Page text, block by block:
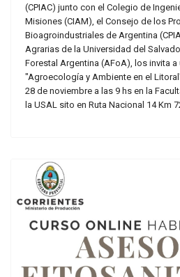
(CPIAC) junto con el Colegio de
Misiones (CIAM), el Consejo de los
Bioagroindustriales de Argentina
Agrarias de la Universidad del
Forestal Argentina (AFoA), los invita a
"Agroecología y Ambiente en el
28 de noviembre a las 9 hs en la
la USAL sito en Ruta Nacional 14 Km